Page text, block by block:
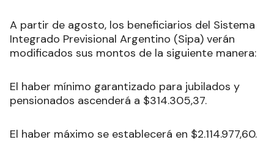
A partir de agosto, los beneficiarios del Sistema
Integrado Previsional Argentino (Sipa) verán
modificados sus montos de la siguiente manera:
El haber mínimo garantizado para jubilados y
pensionados ascenderá a $314.305,37.
El haber máximo se establecerá en $2.114.977,60.